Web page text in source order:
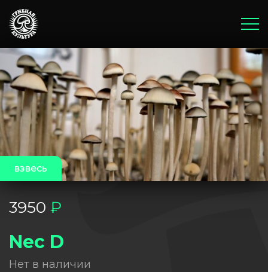
Главная
Корзина
Оплата и доставка
Бонусы и акции
Блог
взвесь
3950 ₽
Nec D
Нет в наличии